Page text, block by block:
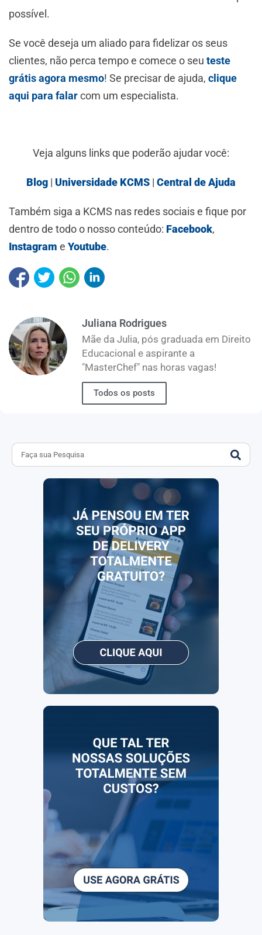
possível.
Se você deseja um aliado para fidelizar os seus
clientes, não perca tempo e comece o seu teste
grátis agora mesmo! Se precisar de ajuda, clique
aqui para falarcom um especialista.
Veja alguns links que poderão ajudar você:
Blog | Universidade KCMS | Central de Ajuda
Também siga a KCMS nas redes sociais e fique por
dentro de todo o nosso conteúdo: Facebook,
Instagram e Youtube.
Juliana Rodrigues
Mãe da Julia, pós graduada em Direito
Educacional e aspirante a
"MasterChef" nas horas vagas!
Todos os posts